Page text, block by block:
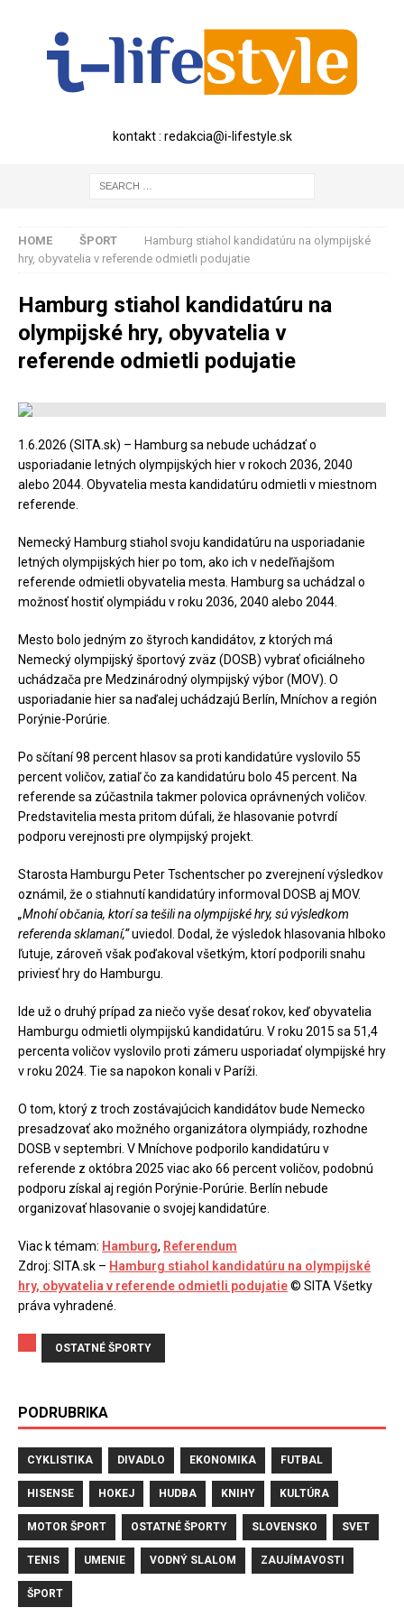
kontakt : redakcia@i-lifestyle.sk
HOME ŠPORT
Hamburg stiahol kandidatúru na olympijské
hry, obyvatelia v referende odmietli podujatie
Hamburg stiahol kandidatúru na
olympijské hry, obyvatelia v
referende odmietli podujatie
1.6.2026 (SITA.sk) – Hamburg sa nebude uchádzať o
usporiadanie letných olympijských hier v rokoch 2036, 2040
alebo 2044. Obyvatelia mesta kandidatúru odmietli v miestnom
referende.
Nemecký Hamburg stiahol svoju kandidatúru na usporiadanie
letných olympijských hier po tom, ako ich v nedeľňajšom
referende odmietli obyvatelia mesta. Hamburg sa uchádzal o
možnosť hostiť olympiádu v roku 2036, 2040 alebo 2044.
Mesto bolo jedným zo štyroch kandidátov, z ktorých má
Nemecký olympijský športový zväz (DOSB) vybrať oficiálneho
uchádzača pre Medzinárodný olympijský výbor (MOV). O
usporiadanie hier sa naďalej uchádzajú Berlín, Mníchov a región
Porýnie-Porúrie.
Po sčítaní 98 percent hlasov sa proti kandidatúre vyslovilo 55
percent voličov, zatiaľ čo za kandidatúru bolo 45 percent. Na
referende sa zúčastnila takmer polovica oprávnených voličov.
Predstavitelia mesta pritom dúfali, že hlasovanie potvrdí
podporu verejnosti pre olympijský projekt.
Starosta Hamburgu Peter Tschentscher po zverejnení výsledkov
oznámil, že o stiahnutí kandidatúry informoval DOSB aj MOV.
„Mnohí občania, ktorí sa tešili na olympijské hry, sú výsledkom
referenda sklamaní,“uviedol. Dodal, že výsledok hlasovania hlboko
ľutuje, zároveň však poďakoval všetkým, ktorí podporili snahu
priviesť hry do Hamburgu.
Ide už o druhý prípad za niečo vyše desať rokov, keď obyvatelia
Hamburgu odmietli olympijskú kandidatúru. V roku 2015 sa 51,4
percenta voličov vyslovilo proti zámeru usporiadať olympijské hry
v roku 2024. Tie sa napokon konali v Paríži.
O tom, ktorý z troch zostávajúcich kandidátov bude Nemecko
presadzovať ako možného organizátora olympiády, rozhodne
DOSB v septembri. V Mníchove podporilo kandidatúru v
referende z októbra 2025 viac ako 66 percent voličov, podobnú
podporu získal aj región Porýnie-Porúrie. Berlín nebude
organizovať hlasovanie o svojej kandidatúre.
Viac k témam: Hamburg, Referendum
Zdroj: SITA.sk – Hamburg stiahol kandidatúru na olympijské
hry, obyvatelia v referende odmietli podujatie© SITA Všetky
práva vyhradené.
OSTATNÉ ŠPORTY
PODRUBRIKA
CYKLISTIKA DIVADLO EKONOMIKA FUTBAL
HISENSE HOKEJ HUDBA KNIHY KULTÚRA
MOTOR ŠPORT OSTATNÉ ŠPORTY SLOVENSKO SVET
TENIS UMENIE VODNÝ SLALOM ZAUJÍMAVOSTI
ŠPORT